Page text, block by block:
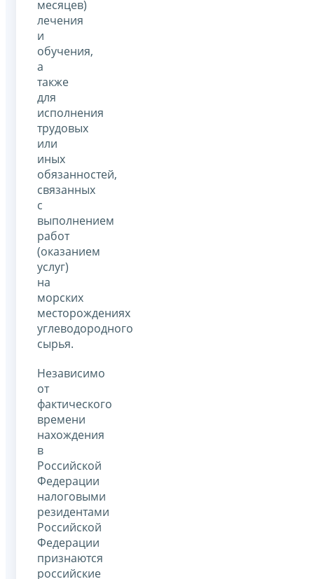
месяцев)
лечения
и
обучения,
а
также
для
исполнения
трудовых
или
иных
обязанностей,
связанных
с
выполнением
работ
(оказанием
услуг)
на
морских
месторождениях
углеводородного
сырья.
Независимо
от
фактического
времени
нахождения
в
Российской
Федерации
налоговыми
резидентами
Российской
Федерации
признаются
российские